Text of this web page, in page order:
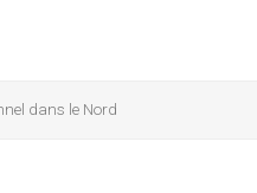
dans le Nord